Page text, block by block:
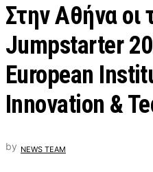
Στην Αθήνα οι
Jumpstarter
European
Innovation &
by NEWS TEAM